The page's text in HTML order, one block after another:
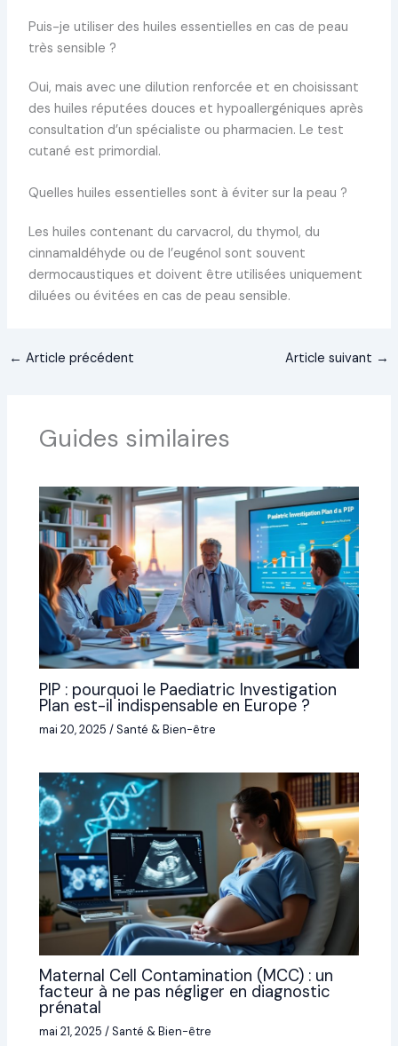
Puis-je utiliser des huiles essentielles en cas de peau
très sensible ?
Oui, mais avec une dilution renforcée et en choisissant
des huiles réputées douces et hypoallergéniques après
consultation d’un spécialiste ou pharmacien. Le test
cutané est primordial.
Quelles huiles essentielles sont à éviter sur la peau ?
Les huiles contenant du carvacrol, du thymol, du
cinnamaldéhyde ou de l’eugénol sont souvent
dermocaustiques et doivent être utilisées uniquement
diluées ou évitées en cas de peau sensible.
← Article précédent Article suivant →
Guides similaires
PIP : pourquoi le Paediatric Investigation
Plan est-il indispensable en Europe ?
mai 20, 2025/Santé & Bien-être
Maternal Cell Contamination (MCC) : un
facteur à ne pas négliger en diagnostic
prénatal
mai 21, 2025/Santé & Bien-être